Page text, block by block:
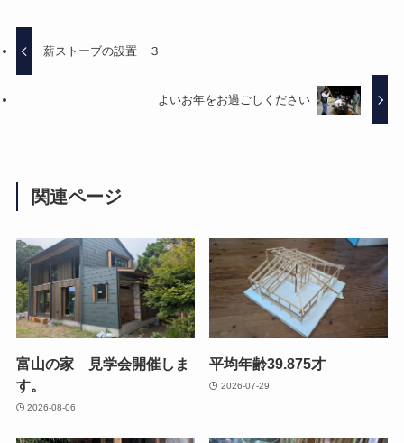
薪ストーブの設置 ３
よいお年をお過ごしください
関連ページ
富山の家 見学会開催しま
す。
2026-08-06
平均年齢39.875才
2026-07-29